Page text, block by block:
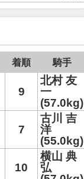
着順 騎手
9
北村 友
一
(57.0kg)
7
古川 吉
洋
(55.0kg)
10
横山 典
弘